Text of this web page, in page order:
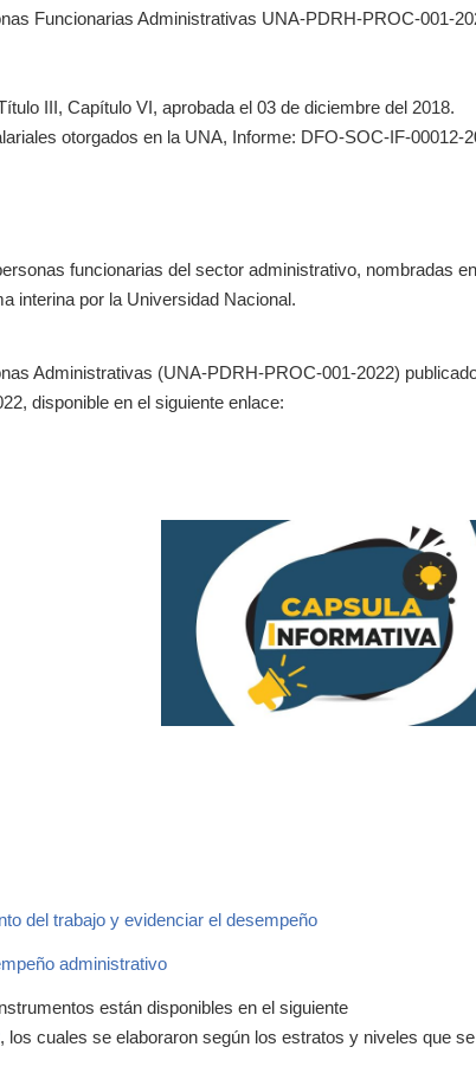
Funcionarias Administrativas UNA-PDRH-PROC-001-
III, Capítulo VI, aprobada el 03 de diciembre del 2018.
otorgados en la UNA, Informe: DFO-SOC-IF-00012-
funcionarias del sector administrativo, nombradas
interina por la Universidad Nacional.
Administrativas (UNA-PDRH-PROC-001-2022)
disponible en el siguiente enlace:
del trabajo y evidenciar el desempeño
administrativo
están disponibles en el siguiente
, los cuales se elaboraron según los estratos y niveles que se